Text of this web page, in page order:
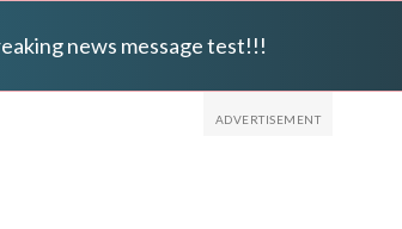
news message test!!!